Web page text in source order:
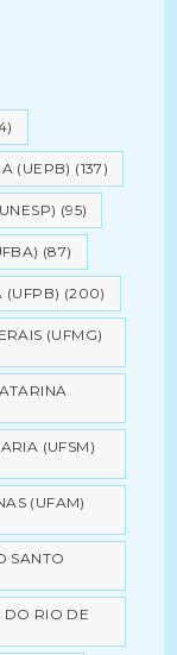
(UEPB) (137)
(95)
(87)
(UFPB) (200)
(UFMG)
(UFSM)
(UFAM)
SANTO
DO RIO DE